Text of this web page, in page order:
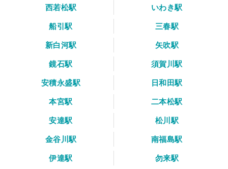
西若松駅
いわき駅
船引駅
三春駅
新白河駅
矢吹駅
鏡石駅
須賀川駅
安積永盛駅
日和田駅
本宮駅
二本松駅
安達駅
松川駅
金谷川駅
南福島駅
伊達駅
勿来駅